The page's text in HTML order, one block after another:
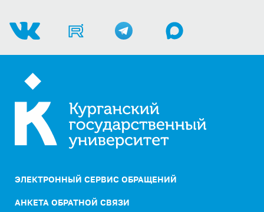
ЭЛЕКТРОННЫЙ СЕРВИС ОБРАЩЕНИЙ
АНКЕТА ОБРАТНОЙ СВЯЗИ